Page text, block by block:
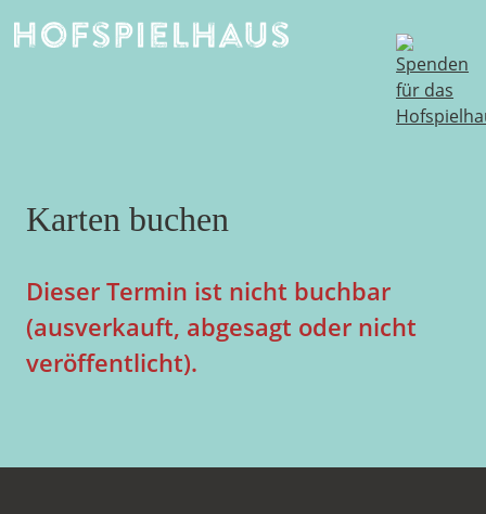
Karten buchen
Dieser Termin ist nicht buchbar
(ausverkauft, abgesagt oder nicht
veröffentlicht).